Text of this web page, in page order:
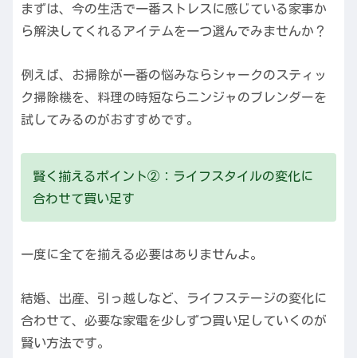
まずは、今の生活で一番ストレスに感じている家事か
ら解決してくれるアイテムを一つ選んでみませんか？
例えば、お掃除が一番の悩みならシャークのスティッ
ク掃除機を、料理の時短ならニンジャのブレンダーを
試してみるのがおすすめです。
賢く揃えるポイント②：ライフスタイルの変化に
合わせて買い足す
一度に全てを揃える必要はありませんよ。
結婚、出産、引っ越しなど、ライフステージの変化に
合わせて、必要な家電を少しずつ買い足していくのが
賢い方法です。